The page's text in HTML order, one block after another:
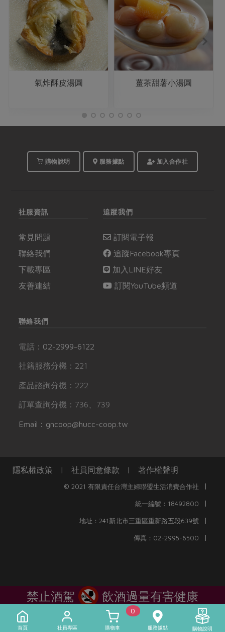
禁止酒駕 飲酒過量有害健康
氣炸酥皮湯圓 薑茶甜薯小湯圓
購物說明 服務據點 加入合作社
社服資訊
常見問題
聯絡我們
下載專區
友善連結
追蹤我們
訂閱電子報
追蹤Facebook專頁
加入LINE好友
訂閱YouTube頻道
聯絡我們
電話： 02-2999-6122
社籍服務分機：221
產品諮詢分機：222
訂單查詢分機：736、739
Email：gncoop@hucc-coop.tw
隱私權政策 | 社員同意條款 | 著作權聲明
© 2021 有限責任台灣主婦聯盟生活消費合作社 |
統一編號：18492800 |
地址：241新北市三重區重新路五段639號 |
傳真：02-2995-6500 |
首頁 社員專區
0
購物車 服務據點 購物說明